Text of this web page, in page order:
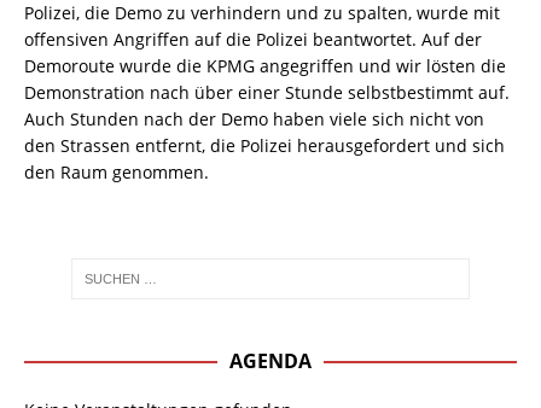
Polizei, die Demo zu verhindern und zu spalten, wurde mit
offensiven Angriffen auf die Polizei beantwortet. Auf der
Demoroute wurde die KPMG angegriffen und wir lösten die
Demonstration nach über einer Stunde selbstbestimmt auf.
Auch Stunden nach der Demo haben viele sich nicht von
den Strassen entfernt, die Polizei herausgefordert und sich
den Raum genommen.
AGENDA